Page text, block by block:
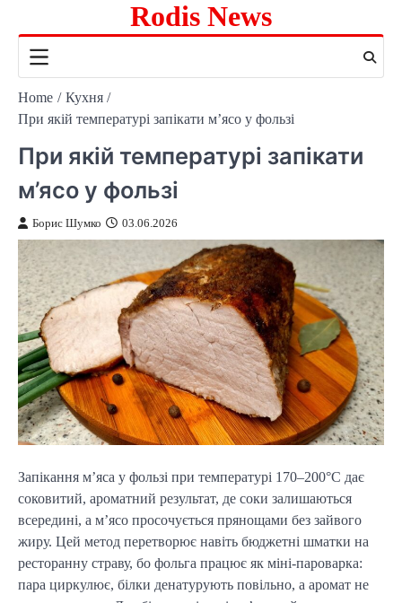
content
Rodis News
Home
Кухня
При якій температурі запікати м’ясо у фользі
При якій температурі запікати
м’ясо у фользі
Борис Шумко 03.06.2026
Запікання м’яса у фользі при температурі 170–200°C дає
соковитий, ароматний результат, де соки залишаються
всередині, а м’ясо просочується прянощами без зайвого
жиру. Цей метод перетворює навіть бюджетні шматки на
ресторанну страву, бо фольга працює як міні-пароварка:
пара циркулює, білки денатурують повільно, а аромат не